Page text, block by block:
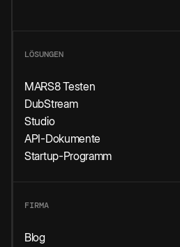
LÖSUNGEN
MARS8 Testen
DubStream
Studio
API-Dokumente
Startup-Programm
FIRMA
Blog